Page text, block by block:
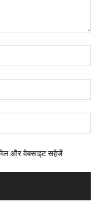
और वेबसाइट सहेजें